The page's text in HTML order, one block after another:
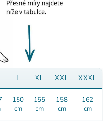
lebkami
L XL XXL XXXL
150
cm
155
cm
158
cm
162
cm